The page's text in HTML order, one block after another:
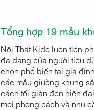
Tổng hợp 19 mẫu
Nội Thất Kido luôn tiên
đa dạng của người tiêu
chọn phổ biến tại gia
các mẫu giường khung
cách tối giản đến hiện
mọi phong cách và nhu